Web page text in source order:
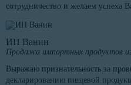
сотрудничество и желаем успеха
ИП Ванин
Продажа импортных продуктов
Выражаю признательность за
декларированию пищевой